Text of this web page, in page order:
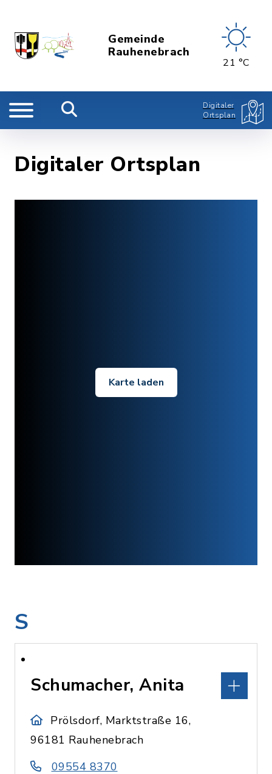
Gemeinde
Rauhenebrach
21 °C
Digitaler
Ortsplan
Digitaler Ortsplan
Karte laden
S
Schumacher, Anita
Prölsdorf, Marktstraße 16,
96181 Rauhenebrach
09554 8370